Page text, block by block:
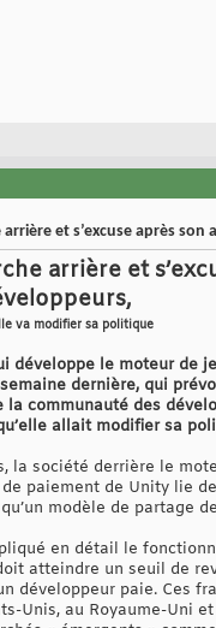
et s’excuse après
arrière et
va modifier sa politique
développe le moteur de
dernière, qui
la communauté des
allait modifier sa
la société derrière le
paiement de Unity lie
modèle de partage
en détail le
atteindre un seuil de
développeur paie. Ces
Unis, au Royaume-Uni